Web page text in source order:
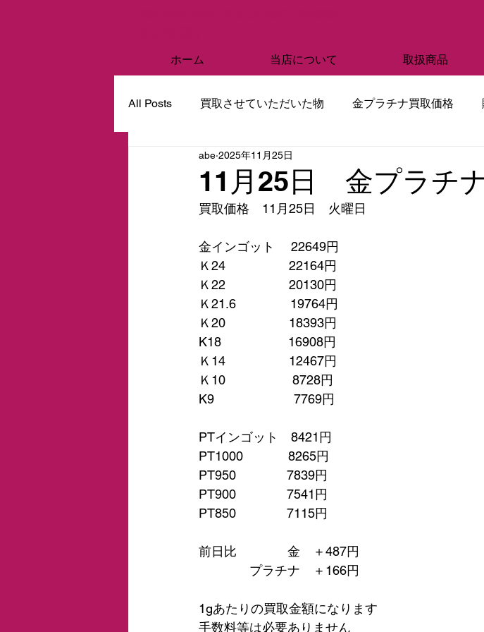
ホーム 当店について 取扱商品
All Posts 買取させていただいた物 金プラチナ買取価格
11月25日 金プラチ
abe 2025年11月25日
買取価格　11月25日　火曜日
金インゴット　 22649円
Ｋ24　　　　　22164円
Ｋ22　　　　　20130円
Ｋ21.6　　　　 19764円
Ｋ20　　　　　18393円
K18　　　　　 16908円
Ｋ14　　　　　12467円
Ｋ10　　　　　 8728円
K9　　　　　　 7769円
PTインゴット　8421円
PT1000　　　  8265円
PT950　　　　7839円
PT900　　　　7541円
PT850　　　　7115円
前日比　　　　金　＋487円
プラチナ　＋166円
1gあたりの買取金額になります
手数料等は必要ありません